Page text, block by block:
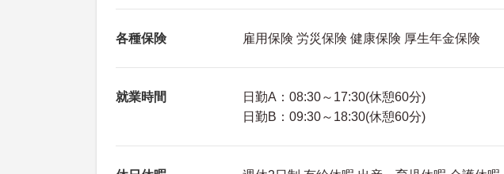
各種保険 雇用保険 労災保険 健康保険 厚生年金保険
就業時間
日勤A：08:30～17:30(休憩60分)
日勤B：09:30～18:30(休憩60分)